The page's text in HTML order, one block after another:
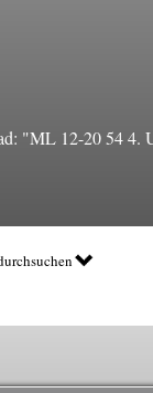
"ML 12-20 54 4.